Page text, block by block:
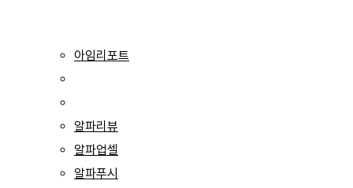
아임리포트
알파리뷰
알파업셀
알파푸시